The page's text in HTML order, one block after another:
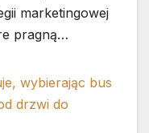
marketingowej
pragną…
wybierając bus
drzwi do